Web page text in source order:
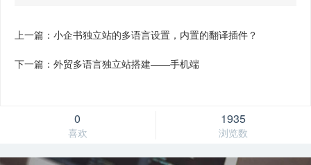
上一篇：小企书独立站的多语言设置，内置的翻译插件？
下一篇：外贸多语言独立站搭建——手机端
0
喜欢
1935
浏览数